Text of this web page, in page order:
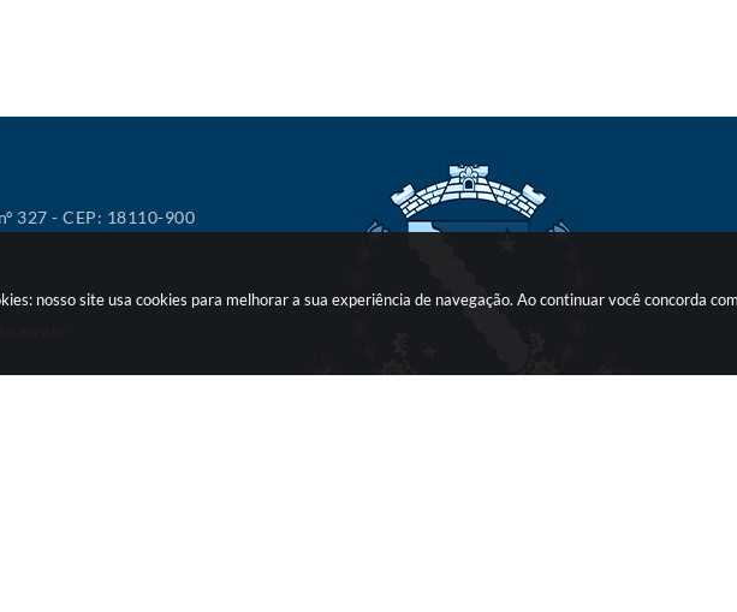
nosso site usa cookies para melhorar a sua experiência de navegação. Ao continuar você concorda
327 - CEP: 18110-900